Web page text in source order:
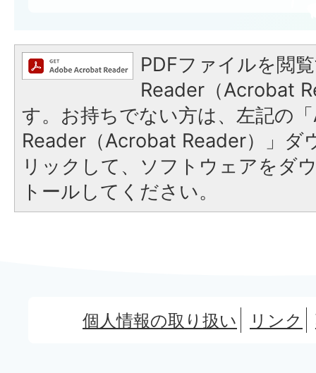
PDFファイルを閲
Reader（Acrobat
す。お持ちでない方は、左記の
Reader（Acrobat Reader）」ダ
リックして、ソフトウェアをダ
トールしてください。
個人情報の取り扱い リンク